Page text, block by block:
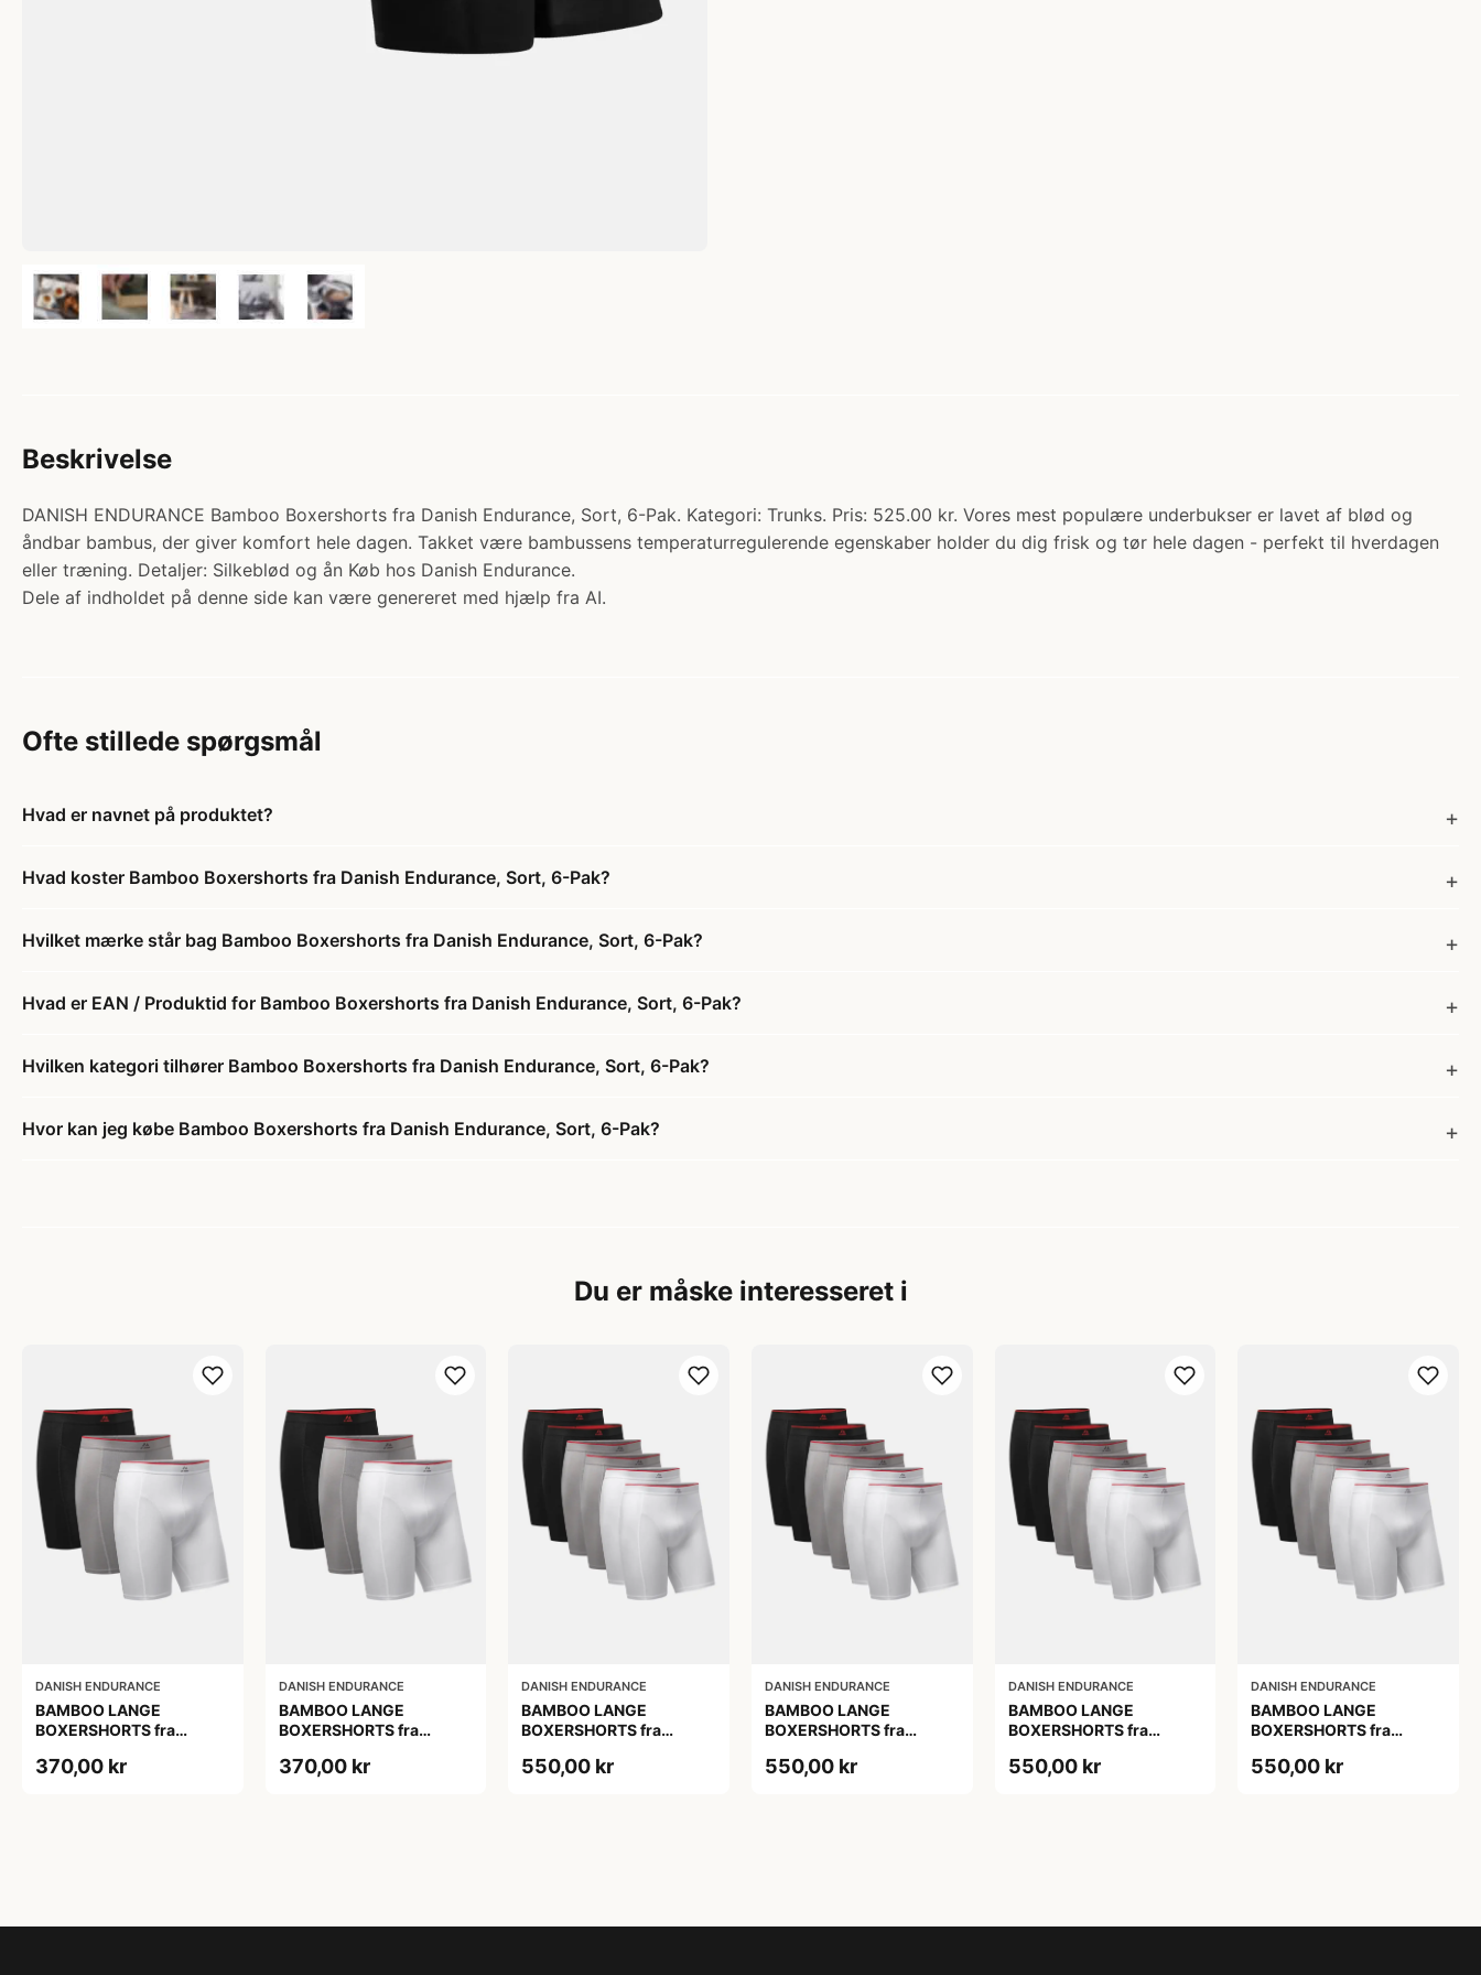
Beskrivelse
DANISH ENDURANCE Bamboo Boxershorts fra Danish Endurance, Sort, 6-Pak. Kategori: Trunks. Pris: 525.00 kr. Vores mest populære underbukser er lavet af blød og
åndbar bambus, der giver komfort hele dagen. Takket være bambussens temperaturregulerende egenskaber holder du dig frisk og tør hele dagen - perfekt til hverdagen
eller træning. Detaljer: Silkeblød og ån Køb hos Danish Endurance.
Dele af indholdet på denne side kan være genereret med hjælp fra AI.
Ofte stillede spørgsmål
Hvad er navnet på produktet?
Hvad koster Bamboo Boxershorts fra Danish Endurance, Sort, 6-Pak?
Hvilket mærke står bag Bamboo Boxershorts fra Danish Endurance, Sort, 6-Pak?
Hvad er EAN / Produktid for Bamboo Boxershorts fra Danish Endurance, Sort, 6-Pak?
Hvilken kategori tilhører Bamboo Boxershorts fra Danish Endurance, Sort, 6-Pak?
Hvor kan jeg købe Bamboo Boxershorts fra Danish Endurance, Sort, 6-Pak?
Du er måske interesseret i
DANISH ENDURANCE
BAMBOO LANGE
BOXERSHORTS fra
Sort/Rød | Grå | Hvid 3-
370,00 kr
DANISH ENDURANCE
BAMBOO LANGE
BOXERSHORTS fra
Sort/Rød | Grå | Hvid 3-
370,00 kr
DANISH ENDURANCE
BAMBOO LANGE
BOXERSHORTS fra
Sort/Rød | Grå | Hvid 6-
550,00 kr
DANISH ENDURANCE
BAMBOO LANGE
BOXERSHORTS fra
Sort/Rød | Grå | Hvid 6-
550,00 kr
DANISH ENDURANCE
BAMBOO LANGE
BOXERSHORTS fra
Sort/Rød | Grå | Hvid 6-
550,00 kr
DANISH ENDURANCE
BAMBOO LANGE
BOXERSHORTS fra
Sort/Rød | Grå | Hvid 6-
550,00 kr